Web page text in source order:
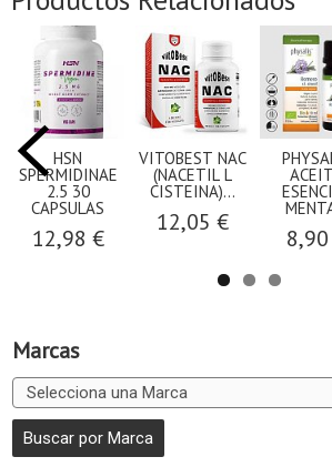
Marcas
HSN
SPERMIDINAE
2.5 30
CAPSULAS
12,98 €
VITOBEST NAC
(NACETIL L
CISTEINA)...
12,05 €